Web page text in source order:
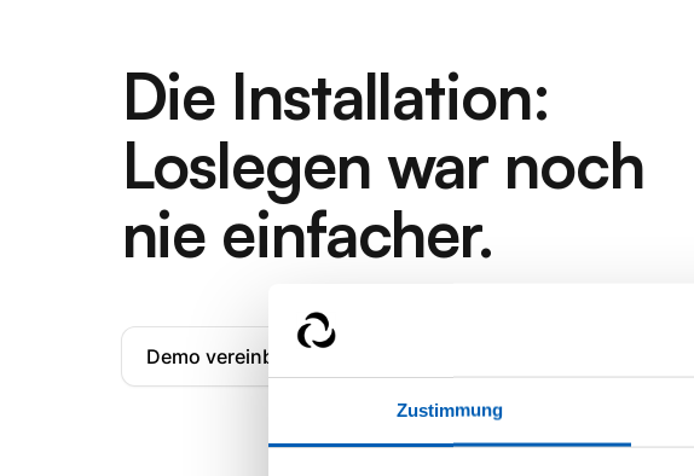
Zustimmung
Die Installation:
Loslegen war noch
nie einfacher.
Demo vereinbaren